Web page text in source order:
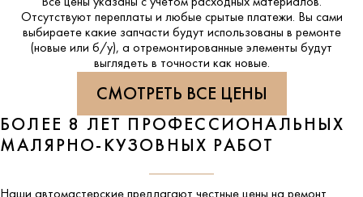
Все цены указаны с учетом расходных материалов.
Отсутствуют переплаты и любые срытые платежи. Вы сами
выбираете какие запчасти будут использованы в ремонте
(новые или б/у), а отремонтированные элементы будут
выглядеть в точности как новые.
СМОТРЕТЬ ВСЕ ЦЕНЫ
БОЛЕЕ 8 ЛЕТ ПРОФЕССИОНАЛЬНЫХ
МАЛЯРНО-КУЗОВНЫХ РАБОТ